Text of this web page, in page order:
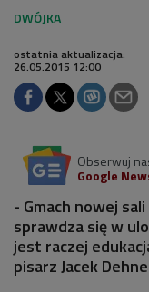
ostatnia aktualizacja:
26.05.2015 12:00
Obserwuj
Google
- Gmach nowej
sprawdza się w
jest raczej
pisarz Jacek